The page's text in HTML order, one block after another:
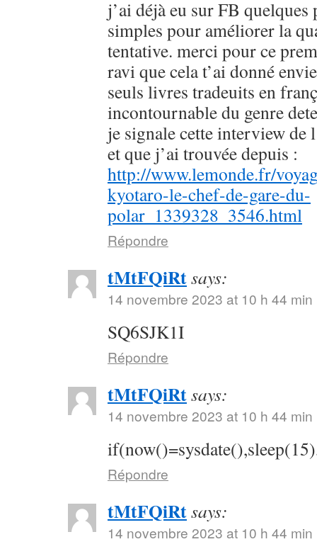
j’ai déjà eu sur FB quelques
simples pour améliorer la
tentative. merci pour ce
ravi que cela t’ai donné
seuls livres tradeuits en
incontournable du genre
je signale cette interview de
et que j’ai trouvée depuis :
http://www.lemonde.fr/
kyotaro-le-chef-de-gare-du-
polar_1339328_3546.html
Répondre
tMtFQiRtsays:
14 novembre 2023 at 10 h 44 min
SQ6SJK1I
Répondre
tMtFQiRtsays:
14 novembre 2023 at 10 h 44 min
Répondre
tMtFQiRtsays:
14 novembre 2023 at 10 h 44 min